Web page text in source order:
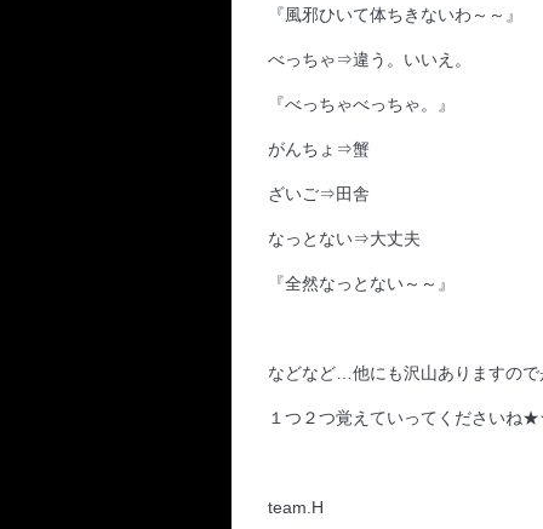
『風邪ひいて体ちきないわ～～』
べっちゃ⇒違う。いいえ。
『べっちゃべっちゃ。』
がんちょ⇒蟹
ざいご⇒田舎
なっとない⇒大丈夫
『全然なっとない～～』
などなど…他にも沢山ありますの
１つ２つ覚えていってくださいね
team.H